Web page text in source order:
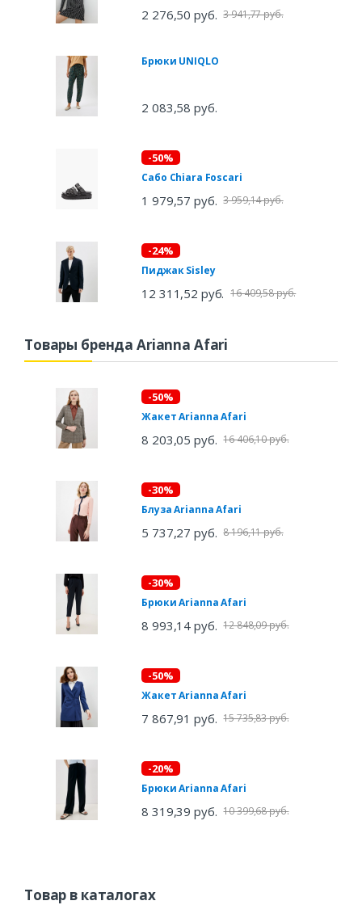
2 276,50 руб. 3 941,77 руб.
Брюки UNIQLO
2 083,58 руб.
-50%
Сабо Chiara Foscari
1 979,57 руб. 3 959,14 руб.
-24%
Пиджак Sisley
12 311,52 руб. 16 409,58 руб.
Товары бренда Arianna Afari
-50%
Жакет Arianna Afari
8 203,05 руб. 16 406,10 руб.
-30%
Блуза Arianna Afari
5 737,27 руб. 8 196,11 руб.
-30%
Брюки Arianna Afari
8 993,14 руб. 12 848,09 руб.
-50%
Жакет Arianna Afari
7 867,91 руб. 15 735,83 руб.
-20%
Брюки Arianna Afari
8 319,39 руб. 10 399,68 руб.
Товар в каталогах